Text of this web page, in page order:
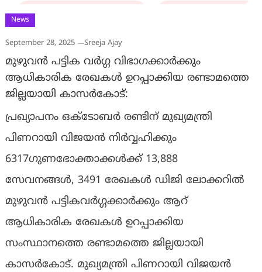
News
September 28, 2025 Sreeja Ajay
മുഴുവന്‍ പട്ടിക വര്‍ഗ്ഗ വിഭാഗക്കാർക്കും
ആധികാരിക രേഖകള്‍ ഉറപ്പാക്കിയ രണ്ടാമത്തെ
ജില്ലയായി കാസർകോട്:
പ്രഖ്യാപനം ഒക്ടോബർ രണ്ടിന് മുഖ്യമന്ത്രി
പിണറായി വിജയൻ നിർവ്വഹിക്കും
6317ഗുണഭോക്താക്കള്‍ക്ക് 13,888
സേവനങ്ങള്‍, 3491 രേഖകള്‍ ഡിജി ലോക്കറിൽ
മുഴുവന്‍ പട്ടികവര്‍ഗ്ഗക്കാര്‍ക്കും ആറ്
ആധികാരിക രേഖകള്‍ ഉറപ്പാക്കിയ
സംസ്ഥാനത്തെ രണ്ടാമത്തെ ജില്ലയായി
കാസർകോട്. മുഖ്യമന്ത്രി പിണറായി വിജയൻ